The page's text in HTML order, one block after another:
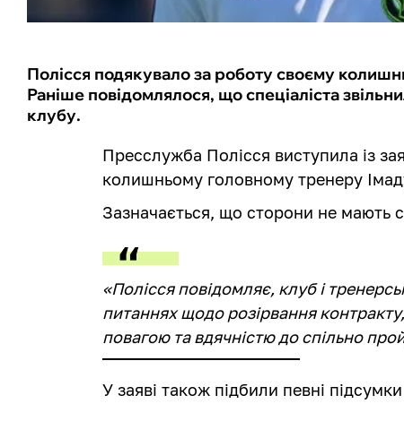
Полісся подякувало за роботу своєму
Раніше повідомлялося, що спеціаліста
клубу.
Пресслужба Полісся виступила із
колишньому головному тренеру
Зазначається, що сторони не мають
«Полісся повідомляє, клуб і
питаннях щодо розірвання
повагою та вдячністю до спільно
У заяві також підбили певні